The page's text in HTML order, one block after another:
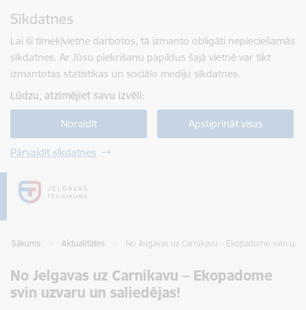
Sīkdatnes
Lai šī tīmekļvietne darbotos, tā izmanto obligāti nepieciešamās
sīkdatnes. Ar Jūsu piekrišanu papildus šajā vietnē var tikt
izmantotas statistikas un sociālo mediju sīkdatnes.
Lūdzu, atzīmējiet savu izvēli:
Noraidīt Apstiprināt visas
Pārvaldīt sīkdatnes
Sākums Aktualitātes No Jelgavas uz Carnikavu – Ekopadome svin
No Jelgavas uz Carnikavu – Ekopadome
svin uzvaru un saliedējas!